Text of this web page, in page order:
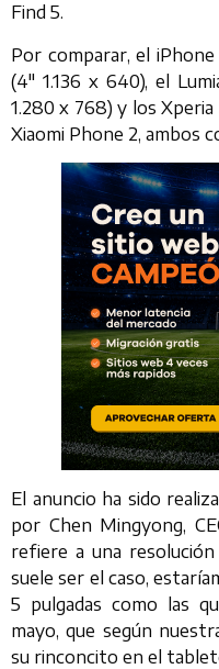
Find 5.
Por comparar, el
(4″ 1.136 x 640), el
1.280 x 768) y los
Xiaomi Phone 2, ambos
El anuncio ha sido
por Chen Mingyong,
refiere a una
suele ser el caso,
5 pulgadas como las
mayo, que según
su rinconcito en el